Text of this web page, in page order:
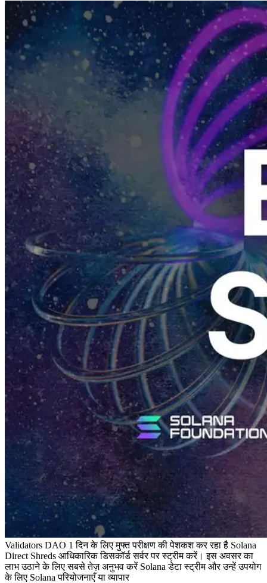
Validators DAO 1 दिन के लिए मुफ्त परीक्षण की पेशकश कर रहा है Solana
Direct Shreds आधिकारिक डिसकॉर्ड सर्वर पर स्ट्रीम करें। इस अवसर का
लाभ उठाने के लिए सबसे तेज़ अनुभव करें Solana डेटा स्ट्रीम और उन्हें उपयोग
के लिए Solana परियोजनाएँ या व्यापार